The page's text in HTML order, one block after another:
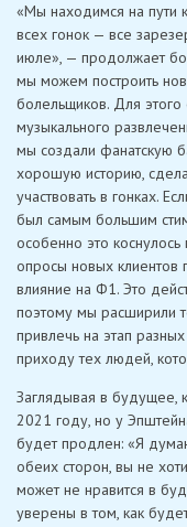
«Мы находимся на пути
всех гонок — все
июле», — продолжает
мы можем построить
болельщиков. Для этого
музыкального
мы создали фанатскую
хорошую историю,
участвовать в гонках.
был самым большим
особенно это
опросы новых клиентов
влияние на Ф1. Это
поэтому мы расширили
привлечь на этап
приходу тех людей,
Заглядывая в будущее,
2021 году, но у
будет продлен: «Я
обеих сторон, вы не
может не нравится в
уверены в том, как